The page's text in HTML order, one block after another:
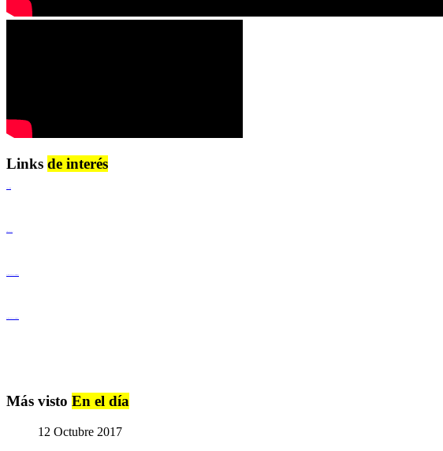
Links de interés
Más visto En el día
12 Octubre 2017